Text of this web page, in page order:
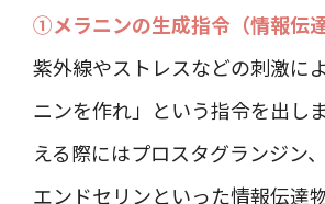
①メラニンの生成指令（情報伝
紫外線やストレスなどの刺激に
ニンを作れ」という指令を出し
える際にはプロスタグランジン
エンドセリンといった情報伝達